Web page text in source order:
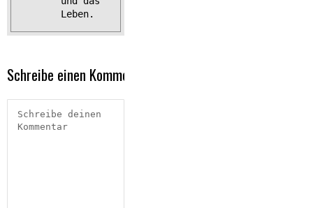
Leben.
Schreibe einen Kommentar